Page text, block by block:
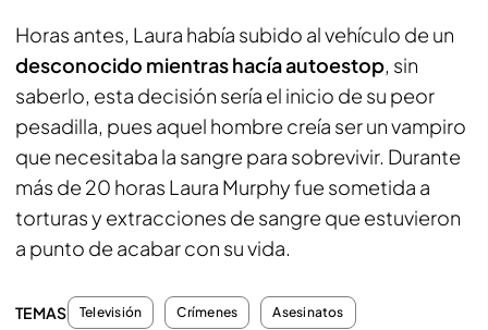
Horas antes, Laura había subido al vehículo de un
desconocido mientras hacía autoestop, sin
saberlo, esta decisión sería el inicio de su peor
pesadilla, pues aquel hombre creía ser un vampiro
que necesitaba la sangre para sobrevivir. Durante
más de 20 horas Laura Murphy fue sometida a
torturas y extracciones de sangre que estuvieron
a punto de acabar con su vida.
TEMAS Televisión Crímenes Asesinatos